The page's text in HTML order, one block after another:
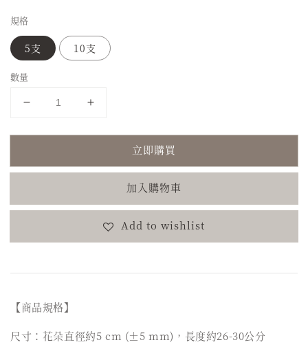
規格
5支 10支
數量
立即購買
加入購物車
Add to wishlist
【商品規格】
尺寸：花朵直徑約5 cm (±5 mm)，長度約26-30公分